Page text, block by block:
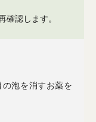
確認します。
泡を消すお薬を